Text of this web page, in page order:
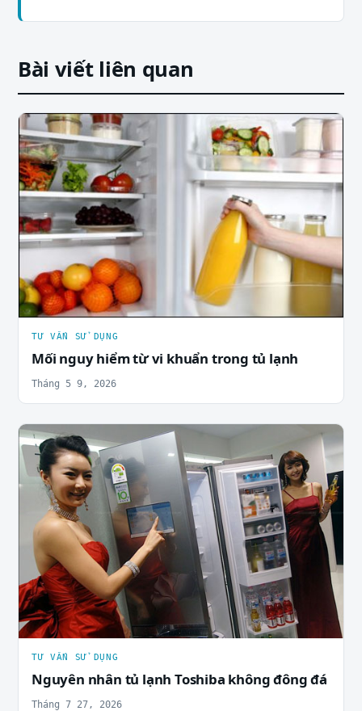
Bài viết liên quan
TƯ VẤN SỬ DỤNG
Mối nguy hiểm từ vi khuẩn trong tủ lạnh
Tháng 5 9, 2026
TƯ VẤN SỬ DỤNG
Nguyên nhân tủ lạnh Toshiba không đông đá
Tháng 7 27, 2026